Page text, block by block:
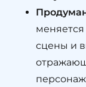
меняется
сцены и